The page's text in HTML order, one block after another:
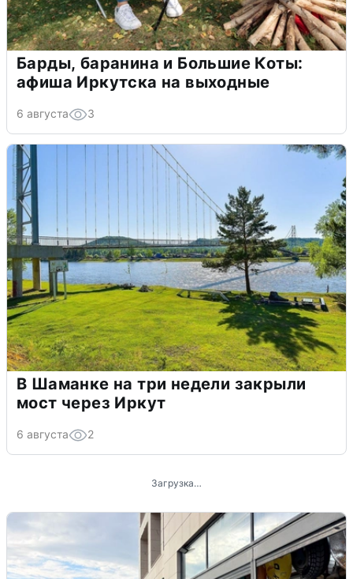
Барды, баранина и Большие Коты:
афиша Иркутска на выходные
6 августа 3
В Шаманке на три недели закрыли
мост через Иркут
6 августа 2
Загрузка…